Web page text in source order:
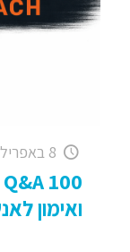
8 באפריל 2026
ואימון